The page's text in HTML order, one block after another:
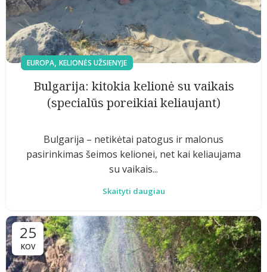
EUROPA, KELIONĖS UŽSIENYJE
Bulgarija: kitokia kelionė su vaikais
(specialūs poreikiai keliaujant)
Bulgarija – netikėtai patogus ir malonus
pasirinkimas šeimos kelionei, net kai keliaujama
su vaikais...
Skaityti daugiau
25
KOV